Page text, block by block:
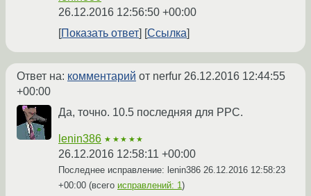
26.12.2016 12:56:50 +00:00
Показать ответ
Ссылка
Ответ на: комментарий от nerfur 26.12.2016 12:44:55
+00:00
Да, точно. 10.5 последняя для PPC.
lenin386 ★★★★★
26.12.2016 12:58:11 +00:00
Последнее исправление: lenin386 26.12.2016 12:58:23
+00:00 (всего исправлений: 1)